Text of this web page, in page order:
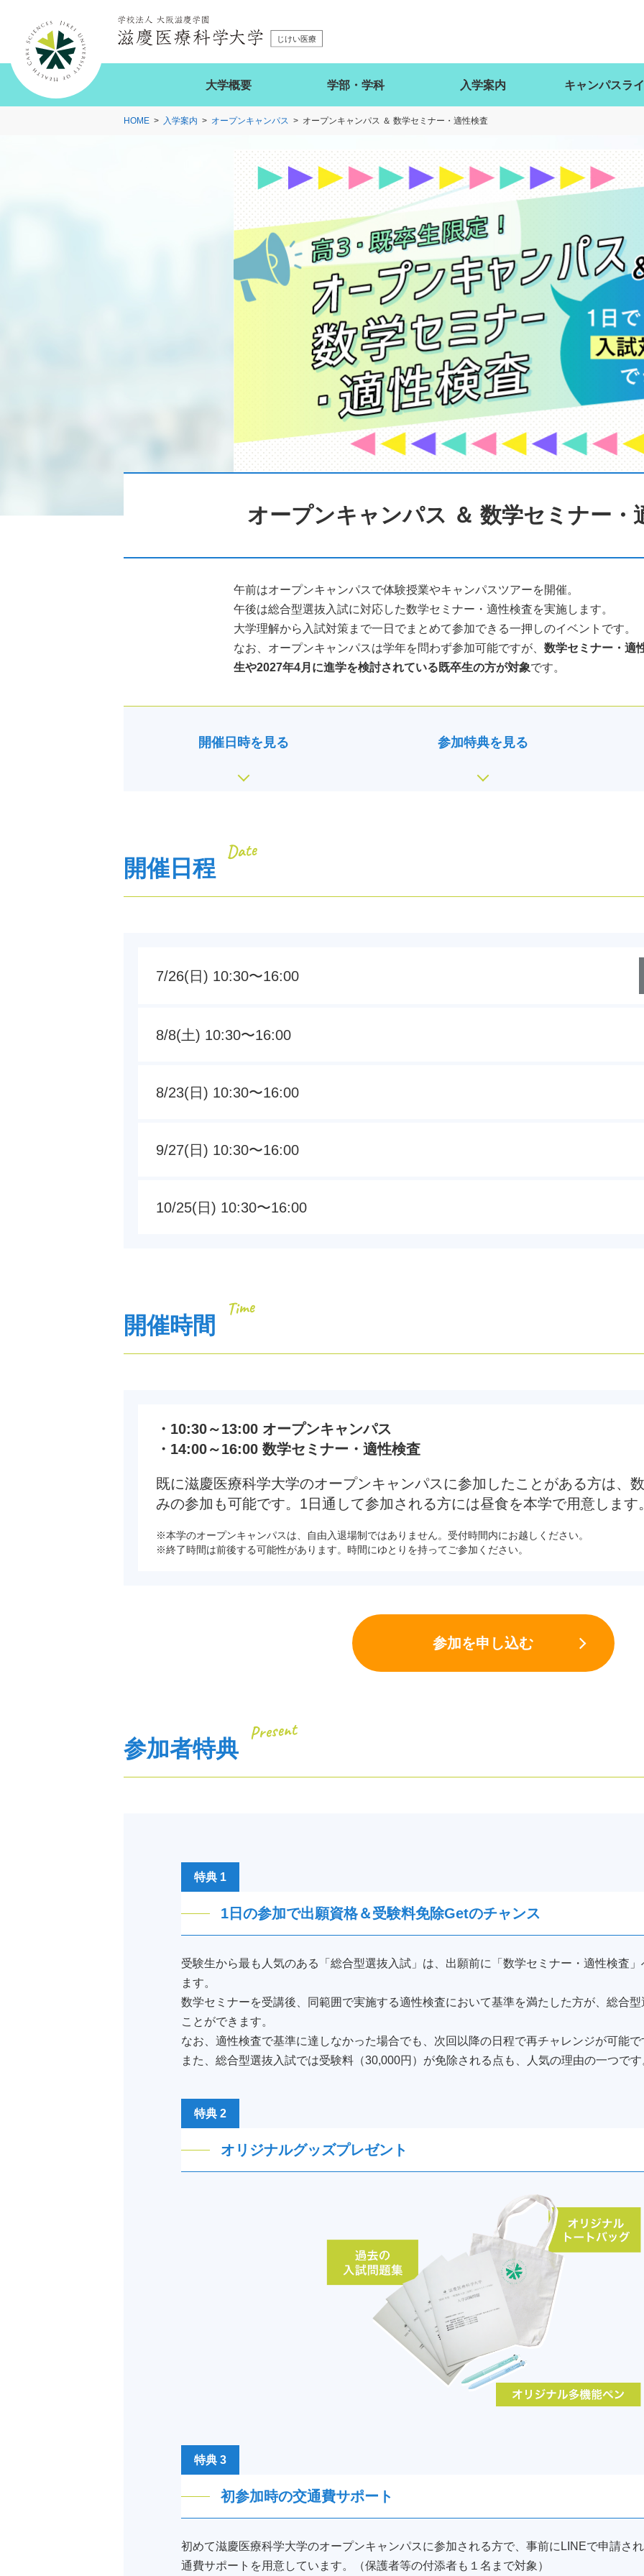
大学概要 学部・学科 入学案内 キャンパスラ
HOME 入学案内 オープンキャンパス オープンキャンパス ＆ 数学セミナー・適性検査
オープンキャンパス ＆ 数学セミナー・
午前はオープンキャンパスで体験授業やキャンパスツアーを開催。
午後は総合型選抜入試に対応した数学セミナー・適性検査を実施します。
大学理解から入試対策まで一日でまとめて参加できる一押しのイベントです。
なお、オープンキャンパスは学年を問わず参加可能ですが、 数学セミナー・適
生や2027年4月に進学を検討されている既卒生の方が対象です。
開催日時を見る 参加特典を見る
開催日程
Date
7/26(日) 10:30〜16:00
8/8(土) 10:30〜16:00
8/23(日) 10:30〜16:00
9/27(日) 10:30〜16:00
10/25(日) 10:30〜16:00
開催時間
Time
・10:30～13:00 オープンキャンパス
・14:00～16:00 数学セミナー・適性検査
既に滋慶医療科学大学のオープンキャンパスに参加したことがある方は、
みの参加も可能です。1日通して参加される方には昼食を本学で用意します
※本学のオープンキャンパスは、自由入退場制ではありません。受付時間内にお越しください。
※終了時間は前後する可能性があります。時間にゆとりを持ってご参加ください。
参加を申し込む
参加者特典
Present
特典 1
1日の参加で出願資格＆受験料免除Getのチャンス
受験生から最も人気のある「総合型選抜入試」は、出願前に「数学セミナー・適性検査
ます。
数学セミナーを受講後、同範囲で実施する適性検査において基準を満たした方が、総合
ことができます。
なお、適性検査で基準に達しなかった場合でも、次回以降の日程で再チャレンジが可能で
また、総合型選抜入試では受験料（30,000円）が免除される点も、人気の理由の一つです
特典 2
オリジナルグッズプレゼント
特典 3
初参加時の交通費サポート
初めて滋慶医療科学大学のオープンキャンパスに参加される方で、事前にLINEで申請さ
通費サポートを用意しています。（保護者等の付添者も１名まで対象）